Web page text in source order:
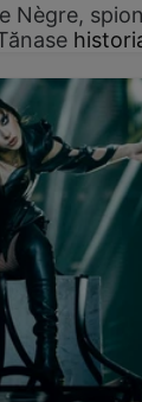
Nègre,